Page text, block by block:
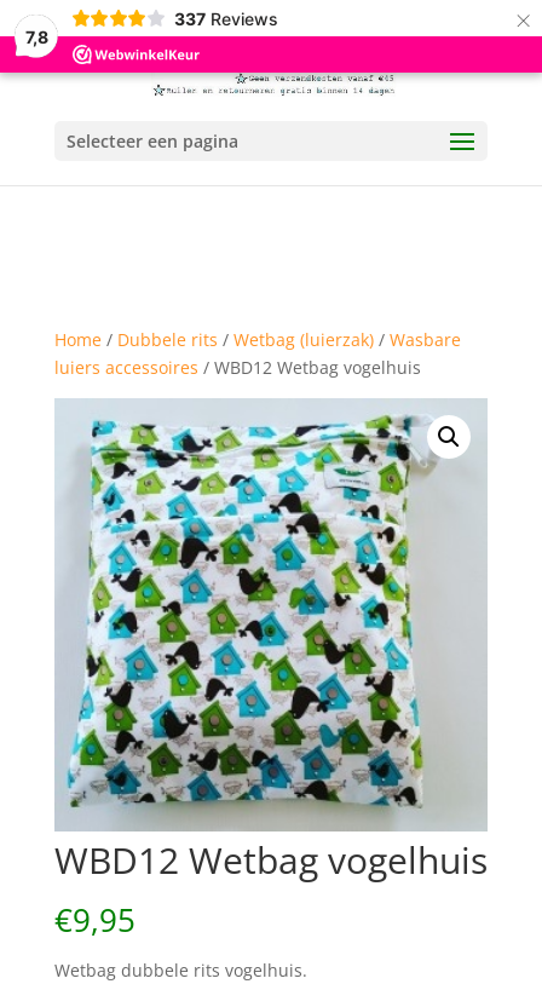
7,8
337 Reviews ×
Selecteer een pagina
Home/ Dubbele rits / Wetbag (luierzak)/ Wasbare
luiers accessoires / WBD12 Wetbag vogelhuis
WBD12 Wetbag vogelhuis
€9,95
Wetbag dubbele rits vogelhuis.